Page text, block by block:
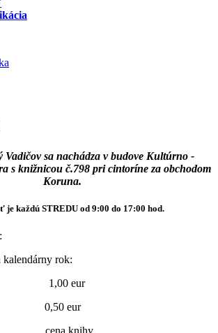
sa nachádza v budove Kultúrno -
s knižnicou č.798 pri cintoríne za obchodom
Koruna.
je každú STREDU od 9:00 do 17:00 hod.
kalendárny rok:
eur
0,50 eur